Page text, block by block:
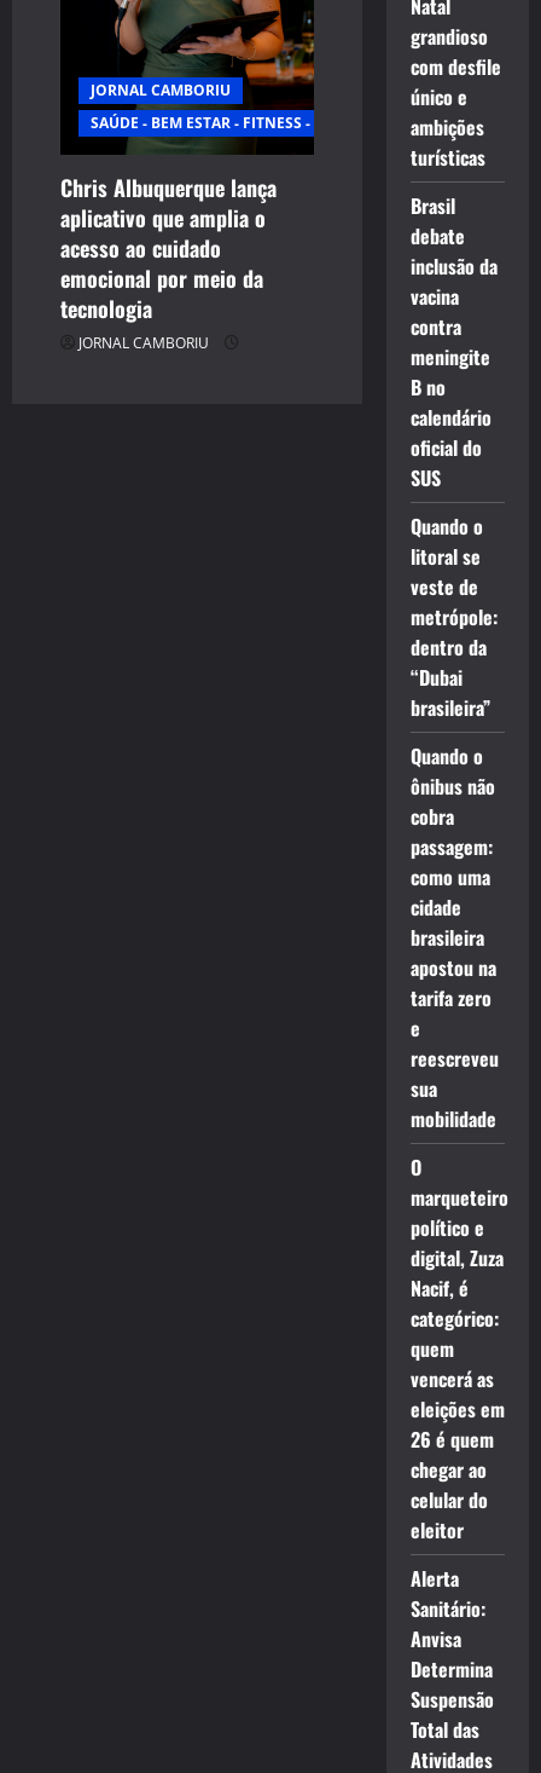
JORNAL CAMBORIU
SAÚDE - BEM ESTAR - FITNESS - ESPORTE
Chris Albuquerque lança
aplicativo que amplia o
acesso ao cuidado
emocional por meio da
tecnologia
JORNAL CAMBORIU
Natal
grandioso
com desfile
único e
ambições
turísticas
Brasil
debate
inclusão da
vacina
contra
meningite
B no
calendário
oficial do
SUS
Quando o
litoral se
veste de
metrópole:
dentro da
“Dubai
brasileira”
Quando o
ônibus não
cobra
passagem:
como uma
cidade
brasileira
apostou na
tarifa zero
e
reescreveu
sua
mobilidade
O
marqueteiro
político e
digital, Zuza
Nacif, é
categórico:
quem
vencerá as
eleições em
26 é quem
chegar ao
celular do
eleitor
Alerta
Sanitário:
Anvisa
Determina
Suspensão
Total das
Atividades